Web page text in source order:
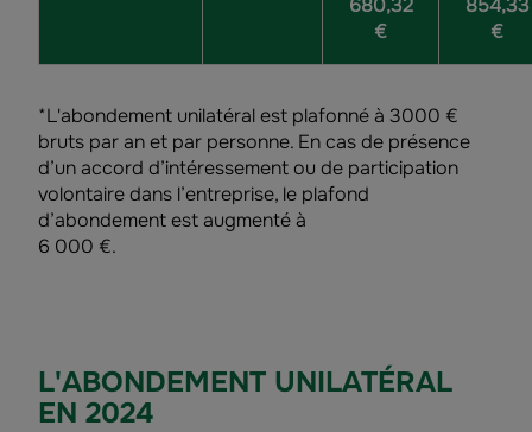
680,32
€
854,33
€
*L'abondement unilatéral est plafonné à 3000 €
bruts par an et par personne. En cas de présence
d’un accord d’intéressement ou de participation
volontaire dans l’entreprise, le plafond
d’abondement est augmenté à
6 000 €.
L'ABONDEMENT UNILATÉRAL
EN 2024